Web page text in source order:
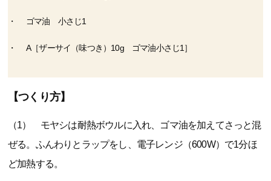
ゴマ油 小さじ1
A［ザーサイ（味つき）10g ゴマ油小さじ1］
【つくり方】
（1） モヤシは耐熱ボウルに入れ、ゴマ油を加えてさっと混
ぜる。ふんわりとラップをし、電子レンジ（600W）で1分ほ
ど加熱する。